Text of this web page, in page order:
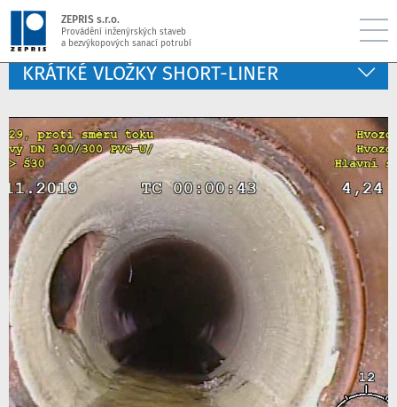
ZEPRIS s.r.o.
Provádění inženýrských staveb
a bezvýkopových sanací potrubí
KRÁTKÉ VLOŽKY SHORT-LINER